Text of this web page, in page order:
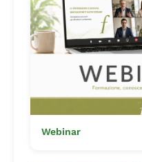
Webinar